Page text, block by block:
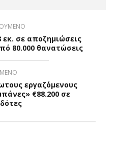
σε αποζημιώσεις
80.000 θανατώσεις
εργαζόμενους
€88.200 σε